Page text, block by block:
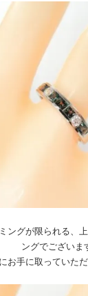
ングが限られる、
ングでございま
お手に取っていた